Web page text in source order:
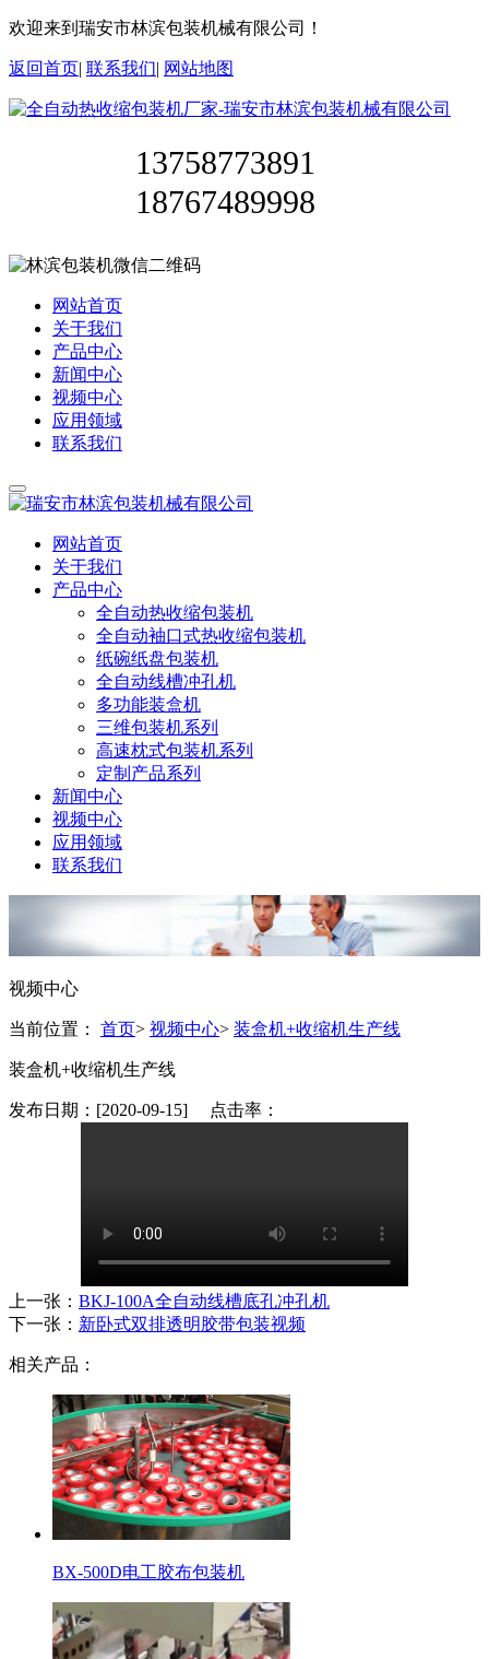
欢迎来到瑞安市林滨包装机械有限公司！
返回首页| 联系我们| 网站地图
13758773891
18767489998
网站首页
关于我们
产品中心
新闻中心
视频中心
应用领域
联系我们
网站首页
关于我们
产品中心
全自动热收缩包装机
全自动袖口式热收缩包装机
纸碗纸盘包装机
全自动线槽冲孔机
多功能装盒机
三维包装机系列
高速枕式包装机系列
定制产品系列
新闻中心
视频中心
应用领域
联系我们
视频中心
当前位置： 首页> 视频中心> 装盒机+收缩机生产线
装盒机+收缩机生产线
发布日期：[2020-09-15] 点击率：
上一张： BKJ-100A全自动线槽底孔冲孔机
下一张： 新卧式双排透明胶带包装视频
相关产品：
BX-500D电工胶布包装机